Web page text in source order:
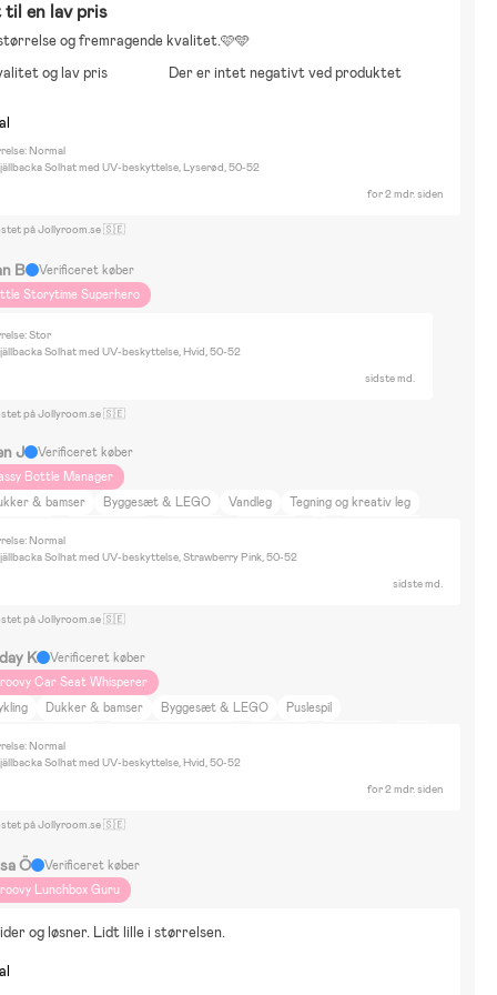
Lejlighed
og natur
Beemoo
til en lav pris
og fremragende kvalitet.🩷🩵
og lav pris
Der er intet negativt ved produktet
Normal
Solhat med UV-beskyttelse, Lyserød, 50-52
for 2 mdr. siden
på Jollyroom.se 🇸🇪
B
Verificeret køber
Storytime Superhero
Stor
Solhat med UV-beskyttelse, Hvid, 50-52
sidste md.
på Jollyroom.se 🇸🇪
J
Verificeret køber
Bottle Manager
& bamser
Byggesæt & LEGO Vandleg
Tegning og kreativ leg
projekter
Britax smile 5z
Normal
Solhat med UV-beskyttelse, Strawberry Pink, 50-52
sidste md.
på Jollyroom.se 🇸🇪
K
Verificeret køber
Car Seat Whisperer
Dukker & bamser Byggesæt & LEGO
Puslespil
Lejlighed Neutrale farver DIY-projekter
Normal
Solhat med UV-beskyttelse, Hvid, 50-52
for 2 mdr. siden
på Jollyroom.se 🇸🇪
Ö
Verificeret køber
Lunchbox Guru
og løsner. Lidt lille i størrelsen.